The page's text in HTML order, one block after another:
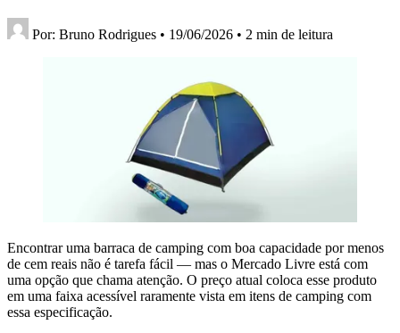
Por: Bruno Rodrigues • 19/06/2026 • 2 min de leitura
Encontrar uma barraca de camping com boa capacidade por menos
de cem reais não é tarefa fácil — mas o Mercado Livre está com
uma opção que chama atenção. O preço atual coloca esse produto
em uma faixa acessível raramente vista em itens de camping com
essa especificação.